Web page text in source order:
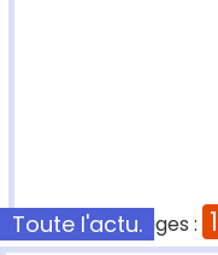
Pages : 1
Toute l'actu.